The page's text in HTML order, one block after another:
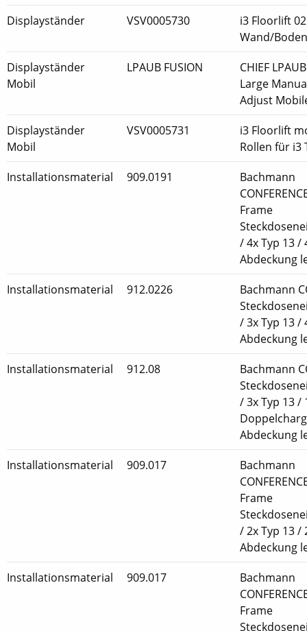
Displayständer
VSV0005730
i3 Floorlift 02
Wand/
Displayständer
Mobil
LPAUB FUSION
CHIEF
Large
Adjust
Displayständer
Mobil
VSV0005731
i3 Floorlift
Rollen für i3
Installationsmaterial
909.0191
Bachmann
Frame
/ 4x Typ 13 /
Abdeckung
Installationsmaterial
912.0226
Bachmann
/ 3x Typ 13 /
Abdeckung
Installationsmaterial
912.08
Bachmann
/ 3x Typ 13 /
Abdeckung
Installationsmaterial
909.017
Bachmann
Frame
/ 2x Typ 13 /
Abdeckung
Installationsmaterial
909.017
Bachmann
Frame